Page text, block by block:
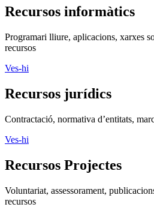
Recursos informàtics
Programari lliure, aplicacions, xarxes
recursos
Ves-hi
Recursos jurídics
Contractació, normativa d’entitats,
Ves-hi
Recursos Projectes
Voluntariat, assessorament,
recursos